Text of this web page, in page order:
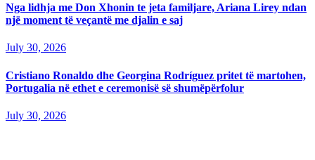
Nga lidhja me Don Xhonin te jeta familjare, Ariana Lirey ndan
një moment të veçantë me djalin e saj
July 30, 2026
Cristiano Ronaldo dhe Georgina Rodríguez pritet të martohen,
Portugalia në ethet e ceremonisë së shumëpërfolur
July 30, 2026